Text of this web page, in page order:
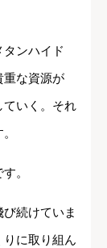
ンハイド
重な資源が
ていく。それ
。
続けていま
に取り組ん